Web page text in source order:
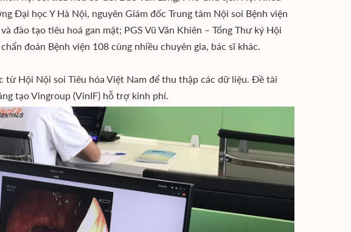
Đại học Y Hà Nội, nguyên Giám đốc Trung tâm Nội soi Bệnh viện
đào tạo tiêu hoá gan mật; PGS Vũ Văn Khiên – Tổng Thư ký Hội
đoán Bệnh viện 108 cùng nhiều chuyên gia, bác sĩ khác.
Hội Nội soi Tiêu hóa Việt Nam để thu thập các dữ liệu. Đề tài
tạo Vingroup (VinIF) hỗ trợ kinh phí.